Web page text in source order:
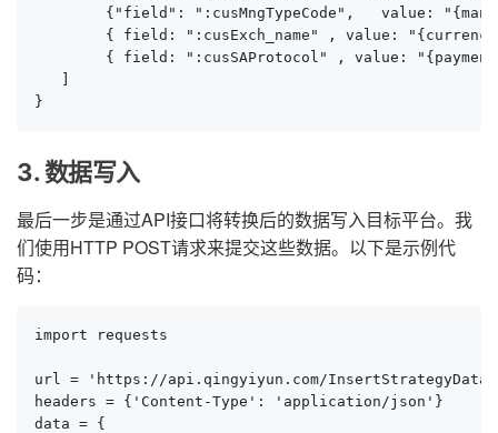
{"field": ":cusMngTypeCode",   value:
{ field: ":cusExch_name" , value:
{ field: ":cusSAProtocol" , value:
   ]
}
3. 数据写入
最后一步是通过API接口将转换后的数据写入目标平台。我
们使用HTTP POST请求来提交这些数据。以下是示例代
码：
import requests
url = 'https://api.qingyiyun.com/InsertStrategyData'
headers = {'Content-Type': 'application/json'}
data = {